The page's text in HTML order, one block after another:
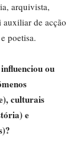
arquivista,
auxiliar de acção
poetisa.
ou
culturais
e